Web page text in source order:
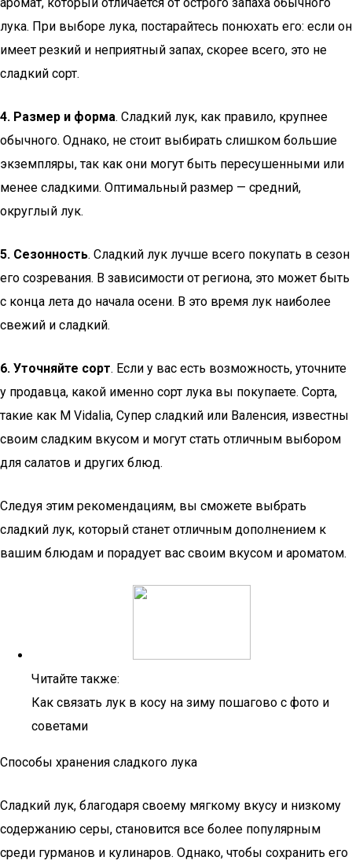
лука. При выборе лука, постарайтесь понюхать его: если он
имеет резкий и неприятный запах, скорее всего, это не
сладкий сорт.
4. Размер и форма. Сладкий лук, как правило, крупнее
обычного. Однако, не стоит выбирать слишком большие
экземпляры, так как они могут быть пересушенными или
менее сладкими. Оптимальный размер — средний,
округлый лук.
5. Сезонность. Сладкий лук лучше всего покупать в сезон
его созревания. В зависимости от региона, это может быть
с конца лета до начала осени. В это время лук наиболее
свежий и сладкий.
6. Уточняйте сорт. Если у вас есть возможность, уточните
у продавца, какой именно сорт лука вы покупаете. Сорта,
такие как М Vidalia, Супер сладкий или Валенсия, известны
своим сладким вкусом и могут стать отличным выбором
для салатов и других блюд.
Следуя этим рекомендациям, вы сможете выбрать
сладкий лук, который станет отличным дополнением к
вашим блюдам и порадует вас своим вкусом и ароматом.
Читайте также:
Как связать лук в косу на зиму пошагово с фото и
советами
Способы хранения сладкого лука
Сладкий лук, благодаря своему мягкому вкусу и низкому
содержанию серы, становится все более популярным
среди гурманов и кулинаров. Однако, чтобы сохранить его